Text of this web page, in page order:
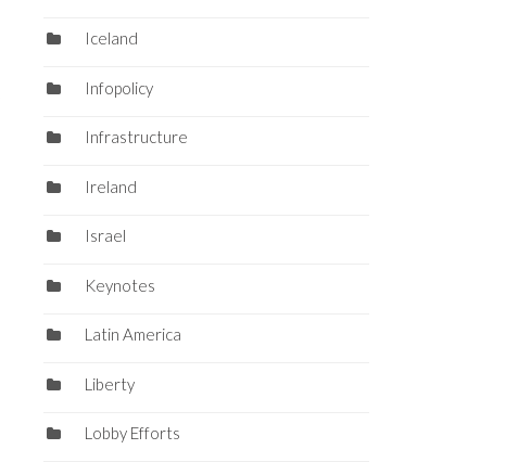
Iceland
Infopolicy
Infrastructure
Ireland
Israel
Keynotes
Latin America
Liberty
Lobby Efforts